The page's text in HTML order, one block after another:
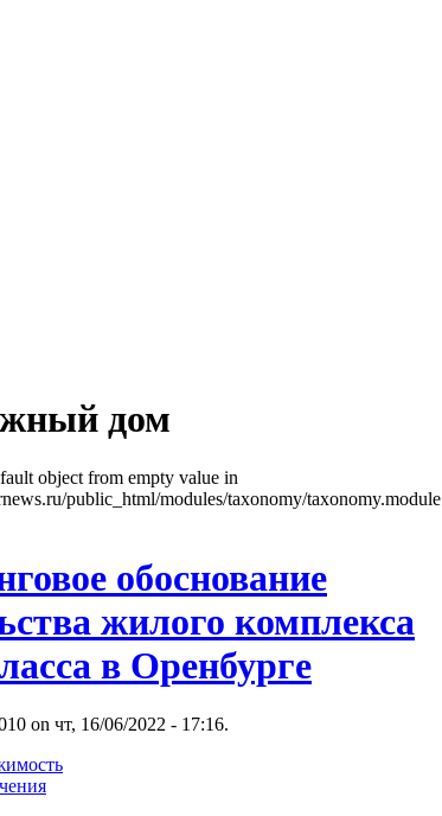
дом
object from empty value in
public_html/modules/taxonomy/taxonomy.module
обоснование
жилого комплекса
в Оренбурге
on чт, 16/06/2022 - 17:16.